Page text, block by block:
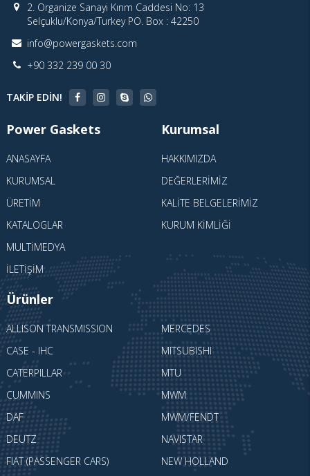
2. Organize Sanayi Kırım Caddesi No: 13
Selçuklu/Konya/Turkey PO. Box : 42250
info@powergaskets.com
+90 332 239 00 30
TAKIP EDIN!
Power Gaskets
ANASAYFA
KURUMSAL
ÜRETIM
KATALOGLAR
MULTIMEDYA
İLETIŞIM
Kurumsal
HAKKIMIZDA
DEĞERLERIMIZ
KALITE BELGELERIMIZ
KURUM KIMLIĞI
Ürünler
ALLISON TRANSMISSION
CASE - IHC
CATERPILLAR
CUMMINS
DAF
DEUTZ
FIAT (PASSENGER CARS)
MERCEDES
MITSUBISHI
MTU
MWM
MWM/FENDT
NAVISTAR
NEW HOLLAND